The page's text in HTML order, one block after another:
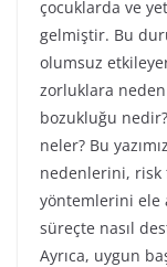
çocuklarda ve
gelmiştir. Bu
olumsuz
zorluklara
bozukluğu
neler? Bu
nedenlerini,
yöntemlerini ele
süreçte nasıl
Ayrıca, uygun